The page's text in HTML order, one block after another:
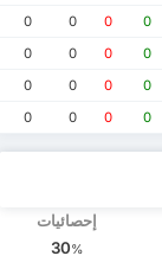
0
0
0
0
0
0
0
0
0
0
0
0
0
0
0
0
إحصائيات
30%